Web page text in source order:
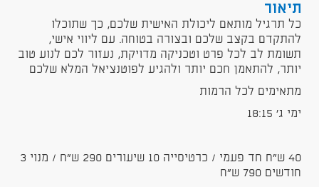
תיאור
כל תרגיל מותאם ליכולת האישית שלכם, כך שתוכלו
להתקדם בקצב שלכם ובצורה בטוחה. עם ליווי אישי,
תשומת לב לכל פרט וטכניקה מדויקת, נעזור לכם לנוע טוב
יותר, להתאמן חכם יותר ולהגיע לפוטנציאל המלא שלכם
מתאימים לכל הרמות
ימי ג' 18:15
40 ש"ח חד פעמי / כרטיסייה 10 שיעורים 290 ש"ח / מנוי 3
חודשים 790 ש"ח